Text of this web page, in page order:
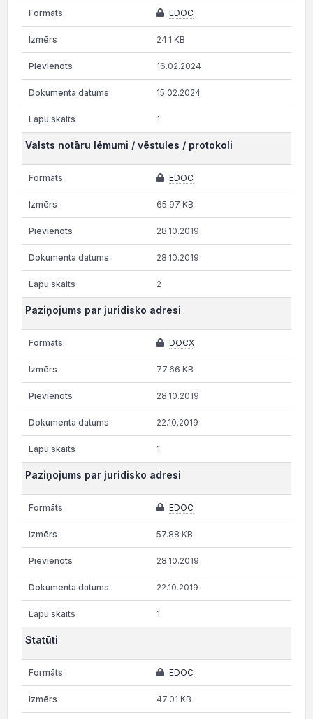
EDOC
24.1 KB
16.02.2024
15.02.2024
1
Valsts notāru lēmumi / vēstules / protokoli
EDOC
65.97 KB
28.10.2019
28.10.2019
2
Paziņojums par juridisko adresi
DOCX
77.66 KB
28.10.2019
22.10.2019
1
Paziņojums par juridisko adresi
EDOC
57.88 KB
28.10.2019
22.10.2019
1
Statūti
EDOC
47.01 KB